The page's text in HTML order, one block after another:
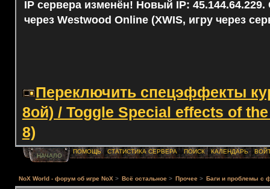
IP сервера изменён! Новый IP: 45.144.64.229.
через Westwood Online (XWIS, игру через
Переключить спецэффекты
8ой) / Toggle Special effects of
8)
НАЧАЛО
ПОМОЩЬ СТАТИСТИКА СЕРВЕРА ПОИСК КАЛЕНДАРЬ
NoX World - форум об игре NoX > Всё остальное > Прочее > Баги и проблемы с